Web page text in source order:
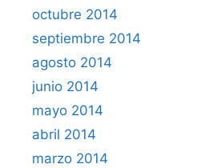
octubre 2014
septiembre 2014
agosto 2014
junio 2014
mayo 2014
abril 2014
marzo 2014